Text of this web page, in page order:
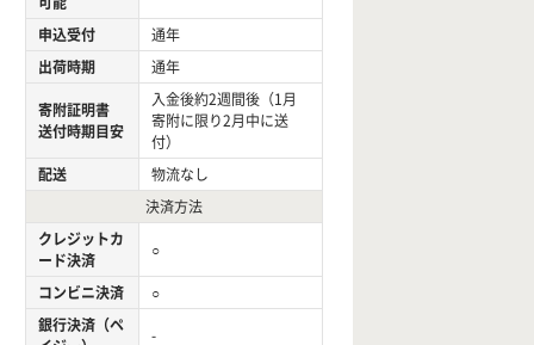
申込受付
通年
出荷時期
通年
寄附証明書
送付時期目安
入金後約2週間後（1月
寄附に限り2月中に送
付）
配送
物流なし
決済方法
クレジットカ
ード決済
○
コンビニ決済
○
銀行決済（ペ
-